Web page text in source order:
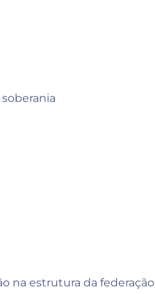
na estrutura da federação